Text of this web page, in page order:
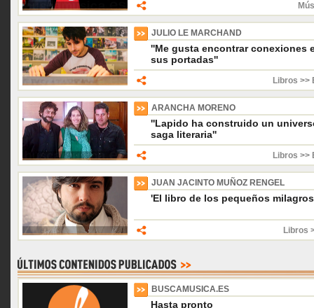
JULIO LE MARCHAND
''Me gusta encontrar conexiones
sus portadas''
Libros >>
ARANCHA MORENO
''Lapido ha construido un
saga literaria''
Libros >>
JUAN JACINTO MUÑOZ RENGEL
'El libro de los pequeños
Libros
BUSCAMUSICA.ES
Hasta pronto